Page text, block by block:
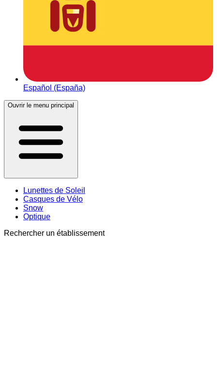
Español (España)
Ouvrir le menu principal
Lunettes de Soleil
Casques de Vélo
Snow
Optique
Rechercher un établissement